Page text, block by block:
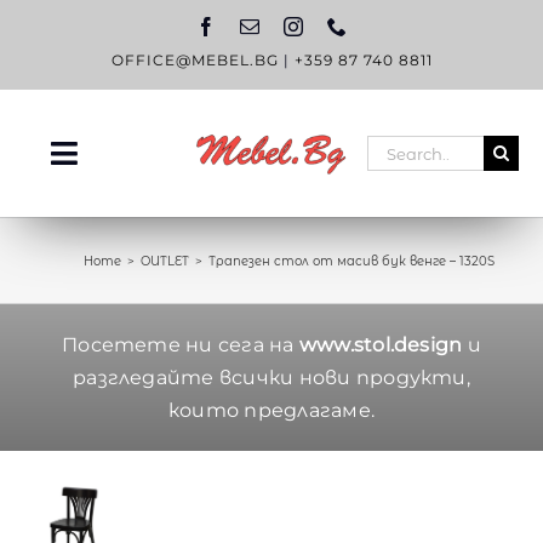
OFFICE@MEBEL.BG | +359 87 740 8811
Toggle
НАЧАЛО
OUTLET
ЗА НАС
КОНТАКТИ
Search
for:
Home OUTLET Трапезен стол от масив бук венге – 1320S
Посетете ни сега на www.stol.design и
разгледайте всички нови продукти,
които предлагаме.